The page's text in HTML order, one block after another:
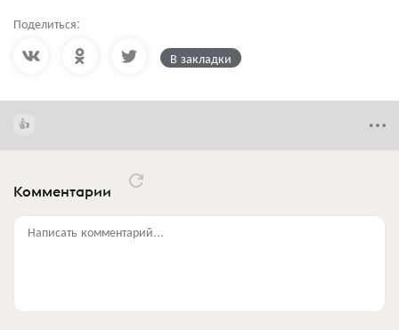
Поделиться:
В закладки
Комментарии
Написать комментарий...